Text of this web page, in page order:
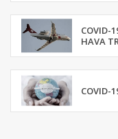
COVID-
HAVA
COVID-